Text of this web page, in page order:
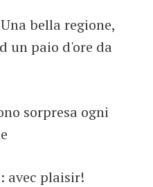
bella regione,
un paio d'ore da
sorpresa ogni
avec plaisir!